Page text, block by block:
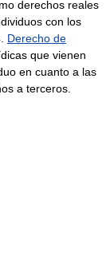
derechos reales
con los
Derecho de
que vienen
en cuanto a las
a terceros.